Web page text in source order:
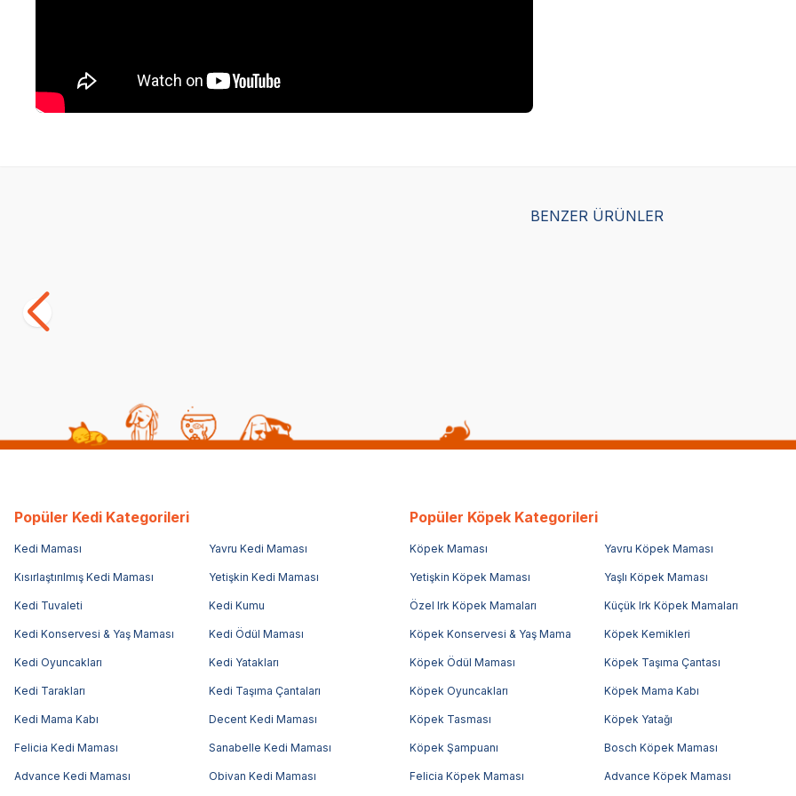
BENZER ÜRÜNLER
1.411,00
Popüler Kedi Kategorileri
Kedi Maması Yavru Kedi Maması
Kısırlaştırılmış Kedi Maması Yetişkin Kedi Maması
Kedi Tuvaleti Kedi Kumu
Kedi Konservesi & Yaş Maması Kedi Ödül Maması
Kedi Oyuncakları Kedi Yatakları
Kedi Tarakları Kedi Taşıma Çantaları
Kedi Mama Kabı Decent Kedi Maması
Felicia Kedi Maması Sanabelle Kedi Maması
Advance Kedi Maması Obivan Kedi Maması
Popüler Köpek Kategorileri
Köpek Maması Yavru Köpek Maması
Yetişkin Köpek Maması Yaşlı Köpek Maması
Özel Irk Köpek Mamaları Küçük Irk Köpek Mamaları
Köpek Konservesi & Yaş Mama Köpek Kemikleri
Köpek Ödül Maması Köpek Taşıma Çantası
Köpek Oyuncakları Köpek Mama Kabı
Köpek Tasması Köpek Yatağı
Köpek Şampuanı Bosch Köpek Maması
Felicia Köpek Maması Advance Köpek Maması